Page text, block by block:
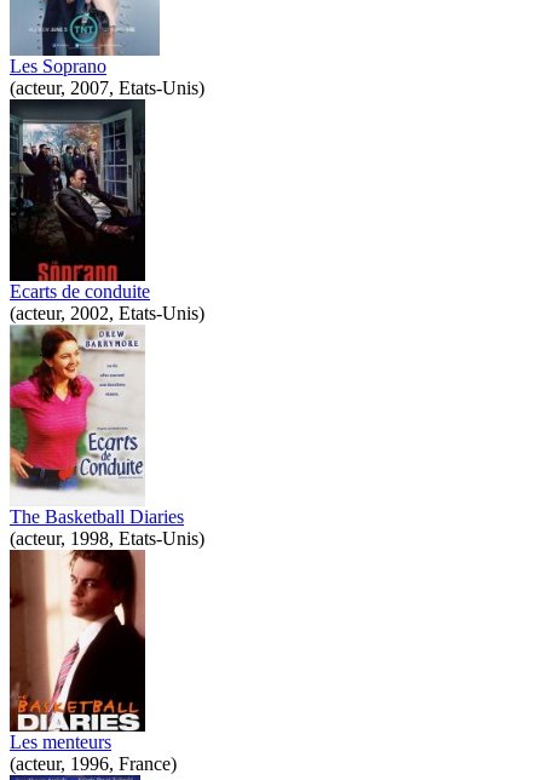
Les Soprano
(acteur, 2007, Etats-Unis)
Ecarts de conduite
(acteur, 2002, Etats-Unis)
The Basketball Diaries
(acteur, 1998, Etats-Unis)
Les menteurs
(acteur, 1996, France)